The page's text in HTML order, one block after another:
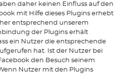
daher keinen Einfluss auf den
mit Hilfe dieses Plugins erhebt
entsprechend unserem
der Plugins erhält
ein Nutzer die entsprechende
hat. Ist der Nutzer bei
den Besuch seinem
Nutzer mit den Plugins